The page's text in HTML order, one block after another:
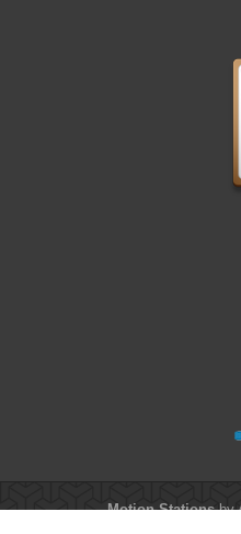
Motion Stationsby